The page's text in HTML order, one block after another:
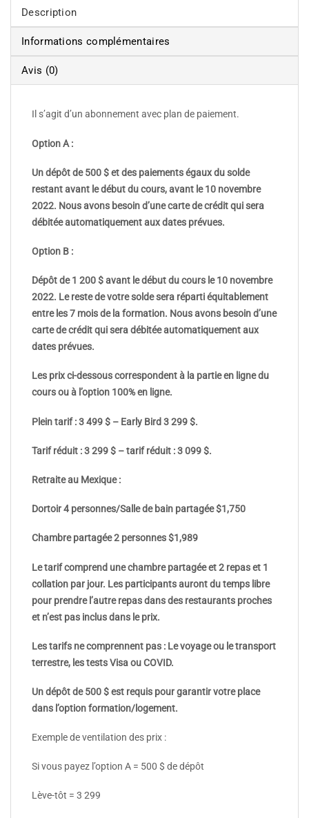
Description
Informations complémentaires
Avis (0)
Il s’agit d’un abonnement avec plan de paiement.
Option A :
Un dépôt de 500 $ et des paiements égaux du solde
restant avant le début du cours, avant le 10 novembre
2022. Nous avons besoin d’une carte de crédit qui sera
débitée automatiquement aux dates prévues.
Option B :
Dépôt de 1 200 $ avant le début du cours le 10 novembre
2022. Le reste de votre solde sera réparti équitablement
entre les 7 mois de la formation. Nous avons besoin d’une
carte de crédit qui sera débitée automatiquement aux
dates prévues.
Les prix ci-dessous correspondent à la partie en ligne du
cours ou à l’option 100% en ligne.
Plein tarif : 3 499 $ – Early Bird 3 299 $.
Tarif réduit : 3 299 $ – tarif réduit : 3 099 $.
Retraite au Mexique :
Dortoir 4 personnes/Salle de bain partagée $1,750
Chambre partagée 2 personnes $1,989
Le tarif comprend une chambre partagée et 2 repas et 1
collation par jour. Les participants auront du temps libre
pour prendre l’autre repas dans des restaurants proches
et n’est pas inclus dans le prix.
Les tarifs ne comprennent pas : Le voyage ou le transport
terrestre, les tests Visa ou COVID.
Un dépôt de 500 $ est requis pour garantir votre place
dans l’option formation/logement.
Exemple de ventilation des prix :
Si vous payez l’option A = 500 $ de dépôt
Lève-tôt = 3 299